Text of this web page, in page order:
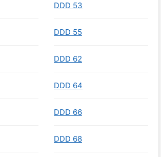
DDD 53
DDD 55
DDD 62
DDD 64
DDD 66
DDD 68